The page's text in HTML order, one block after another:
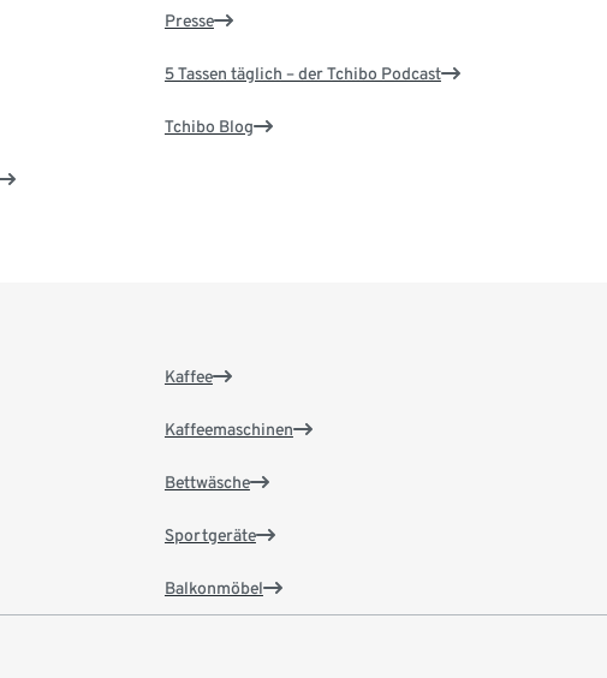
Presse
5 Tassen täglich – der Tchibo Podcast
Tchibo Blog
Kaffee
Kaffeemaschinen
Bettwäsche
Sportgeräte
Balkonmöbel